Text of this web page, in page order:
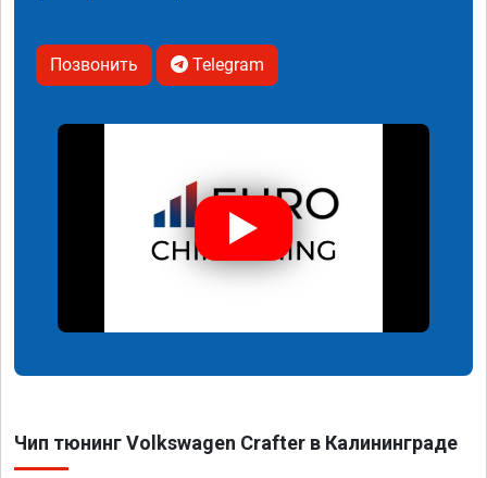
Позвонить Telegram
Чип тюнинг Volkswagen Crafter в Калининграде